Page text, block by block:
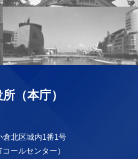
（本庁）
北区城内1番1号
ールセンター）